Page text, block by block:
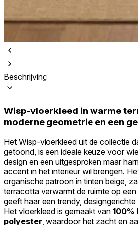
Beschrijving
Wisp-vloerkleed in warme
moderne geometrie en een
Het Wisp-vloerkleed uit de collectie
getoond, is een ideale keuze voor
design en een uitgesproken maar
accent in het interieur wil brengen.
organische patroon in tinten beige,
terracotta verwarmt de ruimte op
geeft haar een trendy, designgerichte
Het vloerkleed is gemaakt van 100%
polyester, waardoor het zacht en